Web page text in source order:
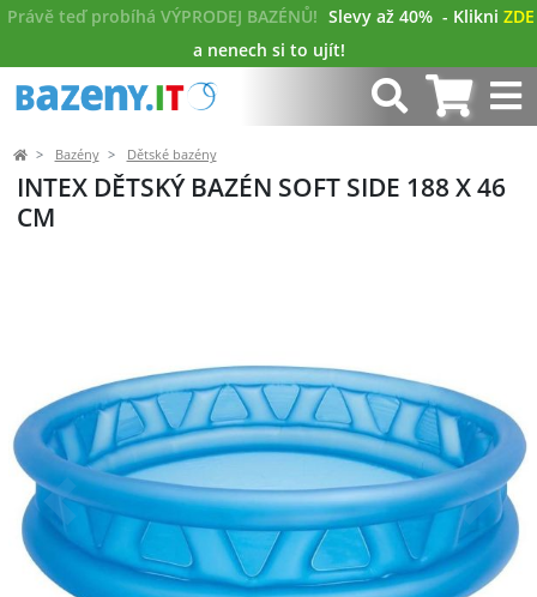
Právě teď probíhá VÝPRODEJ BAZÉNŮ! Slevy až 40% - Klikni ZDE
a nenech si to ujít!
Bazény Dětské bazény
INTEX DĚTSKÝ BAZÉN SOFT SIDE 188 X 46
CM
Předchozí Další